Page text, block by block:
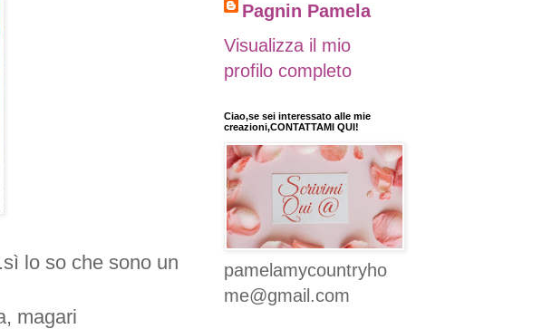
lo so che sono un
, magari
Pagnin Pamela
Visualizza il mio
profilo completo
Ciao,se sei interessato alle mie
creazioni,CONTATTAMI QUI!
pamelamycountryho
me@gmail.com